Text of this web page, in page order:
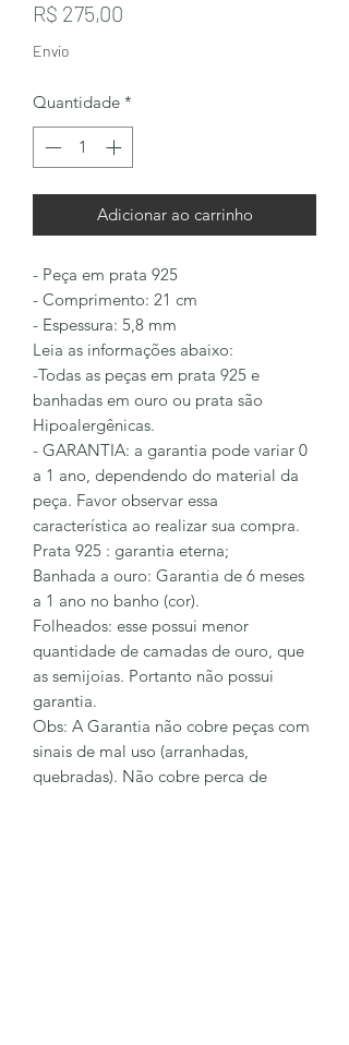
R$ 275,00
Envio
Quantidade *
Adicionar ao carrinho
- Peça em prata 925
- Comprimento: 21 cm
- Espessura: 5,8 mm
Leia as informações abaixo:
-Todas as peças em prata 925 e
banhadas em ouro ou prata são
Hipoalergênicas.
- GARANTIA: a garantia pode variar 0
a 1 ano, dependendo do material da
peça. Favor observar essa
característica ao realizar sua compra.
Prata 925 : garantia eterna;
Banhada a ouro: Garantia de 6 meses
a 1 ano no banho (cor).
Folheados: esse possui menor
quantidade de camadas de ouro, que
as semijoias. Portanto não possui
garantia.
Obs: A Garantia não cobre peças com
sinais de mal uso (arranhadas,
quebradas). Não cobre perca de